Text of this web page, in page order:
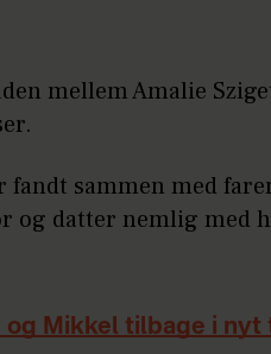
mellem Amalie
sammen med
og datter nemlig med
og Mikkel tilbage i nyt